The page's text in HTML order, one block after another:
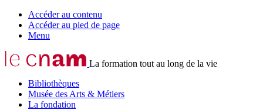
Accéder au contenu
Accéder au pied de page
Menu
La formation tout au long de la vie
Bibliothèques
Musée des Arts & Métiers
La fondation